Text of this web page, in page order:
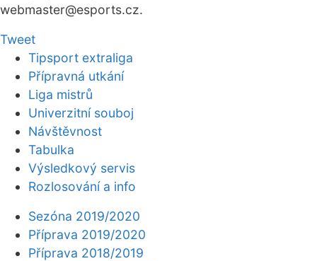
webmaster@esports.cz.
Tweet
Tipsport extraliga
Přípravná utkání
Liga mistrů
Univerzitní souboj
Návštěvnost
Tabulka
Výsledkový servis
Rozlosování a info
Sezóna 2019/2020
Příprava 2019/2020
Příprava 2018/2019